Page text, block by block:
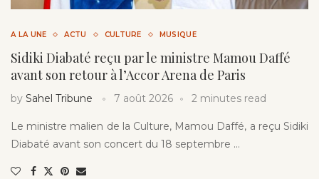
A LA UNE ACTU CULTURE MUSIQUE
Sidiki Diabaté reçu par le ministre Mamou Daffé
avant son retour à l’Accor Arena de Paris
by Sahel Tribune 7 août 2026 2 minutes read
Le ministre malien de la Culture, Mamou Daffé, a reçu Sidiki
Diabaté avant son concert du 18 septembre …